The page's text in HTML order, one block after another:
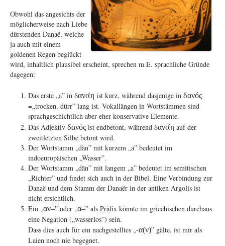
Obwohl das angesichts der
möglicherweise nach Liebe
dürstenden Danaë, welche
ja auch mit einem
goldenen Regen beglückt
wird, inhaltlich plausibel erscheint, sprechen m.E. sprachliche Gründe
dagegen:
Das erste „a” in δανάη ist kurz, während dasjenige in δανóς
=„trocken, dürr” lang ist. Vokallängen in Wortstämmen sind
sprachgeschichtlich aber eher konservative Elemente.
Das Adjektiv δανóς ist endbetont, während δανάη auf der
zweitletzten Silbe betont wird.
Der Wortstamm „dăn” mit kurzem „a” bedeutet im
indoeuropäischen „Wasser”.
Der Wortstamm „dān” mit langem „a” bedeutet im semitischen
„Richter” und findet sich auch in der Bibel. Eine Verbindung zur
Danaë und dem Stamm der Danaër in der antiken Argolis ist
nicht ersichtlich.
Ein „αν–” oder „α–” als Präfix könnte im griechischen durchaus
eine Negation („wasserlos”) sein.
Dass dies auch für ein nachgestelltes „-α(ν)” gälte, ist mir als
Laien noch nie begegnet.